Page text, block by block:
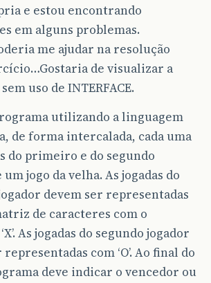
e estou encontrando
em alguns problemas.
me ajudar na resolução
de visualizar a
uso de INTERFACE.
utilizando a linguagem
de forma intercalada, cada uma
do primeiro e do segundo
jogo da velha. As jogadas do
devem ser representadas
de caracteres com o
As jogadas do segundo jogador
com ‘O’. Ao final do
deve indicar o vencedor ou